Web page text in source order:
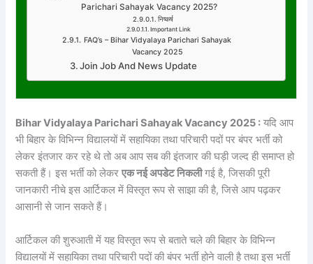
Parichari Sahayak Vacancy 2025?
निष्कर्ष
Important Link
FAQ’s – Bihar Vidyalaya Parichari Sahayak
Vacancy 2025
Join Job And News Update
Bihar Vidyalaya Parichari Sahayak Vacancy 2025 : यदि आप
भी बिहार के विभिन्न विद्यालयों में सहायिका तथा परिचारी पदों पर बंपर भर्ती को
लेकर इंतजार कर रहे थे तो अब आप सब की इंतजार की घड़ी जल्द ही समाप्त हो
सकती हैं। इस भर्ती को लेकरएक नई अपडेट निकलीगई है, जिसकी पूरी
जानकारी नीचे इस आर्टिकल में विस्तृत रूप से साझा की है, जिसे आप पढ़कर
आसानी से जान सकते हैं।
आर्टिकल की शुरुआती में यह विस्तृत रूप से बताते चले की बिहार के विभिन्न
विद्यालयों में सहायिका तथा परिचारी पदों की बंपर भर्ती होने वाली है तथा इस भर्ती